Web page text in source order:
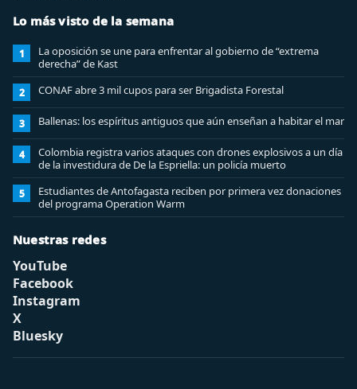
Lo más visto de la semana
1
La oposición se une para enfrentar al gobierno de “extrema
derecha” de Kast
2 CONAF abre 3 mil cupos para ser Brigadista Forestal
3 Ballenas: los espíritus antiguos que aún enseñan a habitar el mar
4
Colombia registra varios ataques con drones explosivos a un día
de la investidura de De la Espriella: un policía muerto
5
Estudiantes de Antofagasta reciben por primera vez donaciones
del programa Operation Warm
Nuestras redes
YouTube
Facebook
Instagram
X
Bluesky